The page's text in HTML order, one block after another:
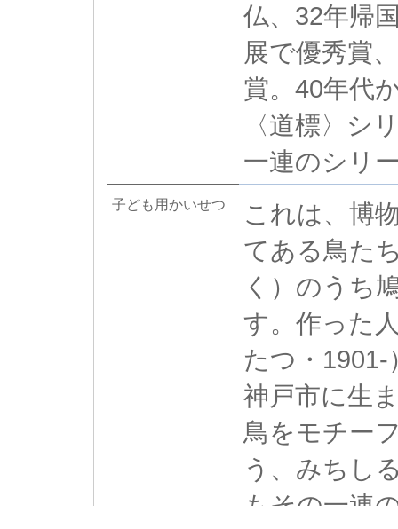
仏、32年帰
展で優秀賞
賞。40年代
〈道標〉シ
一連のシリ
子ども用かいせつ
これは、博
てある鳥た
く）のうち
す。作った
たつ・1901-
神戸市に生
鳥をモチー
う、みちし
もその一連